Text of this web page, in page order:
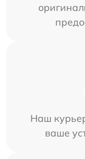
Наш
ваше